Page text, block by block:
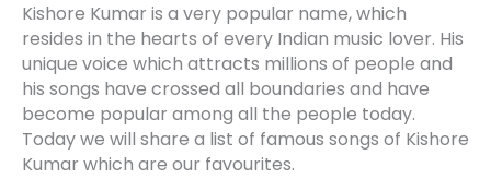
Kishore Kumar is a very popular name, which
resides in the hearts of every Indian music lover. His
unique voice which attracts millions of people and
his songs have crossed all boundaries and have
become popular among all the people today.
Today we will share a list of famous songs of Kishore
Kumar which are our favourites.